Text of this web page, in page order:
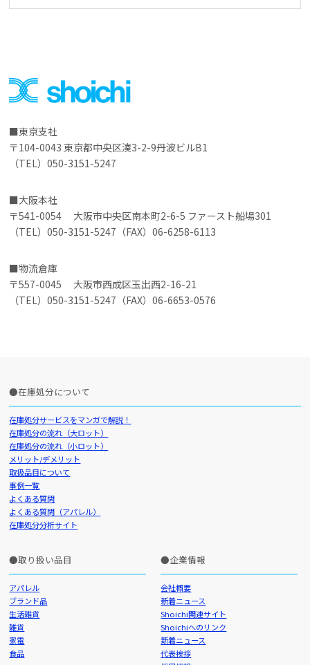
東京支社
〒104-0043 東京都中央区湊3-2-9丹波ビルB1
（TEL）050-3151-5247
大阪本社
〒541-0054 大阪市中央区南本町2-6-5 ファースト船場301
（TEL）050-3151-5247（FAX）06-6258-6113
物流倉庫
〒557-0045 大阪市西成区玉出西2-16-21
（TEL）050-3151-5247（FAX）06-6653-0576
在庫処分について
在庫処分サービスをマンガで解説！
在庫処分の流れ（大ロット）
在庫処分の流れ（小ロット）
メリット/デメリット
取扱品目について
事例一覧
よくある質問
よくある質問（アパレル）
在庫処分分析サイト
取り扱い品目
アパレル
ブランド品
生活雑貨
雑貨
家電
食品
企業情報
会社概要
新着ニュース
Shoichi関連サイト
Shoichiへのリンク
新着ニュース
代表挨拶